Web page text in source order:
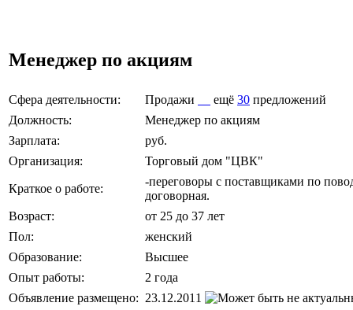
Менеджер по акциям
Сфера деятельности: Продажи ещё 30 предложений
Должность:
Менеджер по акциям
Зарплата:
руб.
Организация:
Торговый дом "ЦВК"
Краткое о работе:
-переговоры с поставщиками по
договорная.
Возраст:
от 25 до 37 лет
Пол:
женский
Образование:
Высшее
Опыт работы:
2 года
Объявление размещено: 23.12.2011